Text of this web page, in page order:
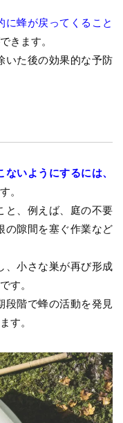
に蜂が戻ってくること
きます。
いた後の効果的な予防
いようにするには、
。
と、例えば、庭の不要
の隙間を塞ぐ作業など
、小さな巣が再び形成
す。
段階で蜂の活動を発見
す。